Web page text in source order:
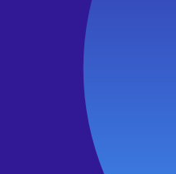
útočník podvede uživatele k